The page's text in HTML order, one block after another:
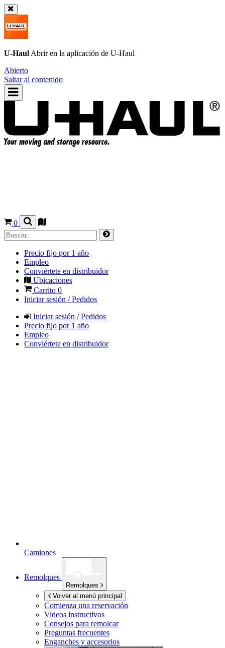
U-Haul Abrir en la aplicación de U-Haul
Abierto
Saltar al contenido
0
Precio fijo por 1 año
Empleo
Conviértete en distribuidor
Ubicaciones
Carrito 0
Iniciar sesión / Pedidos
Iniciar sesión / Pedidos
Precio fijo por 1 año
Empleo
Conviértete en distribuidor
Camiones
Remolques
Remolques
Volver al menú principal
Comienza una reservación
Videos instructivos
Consejos para remolcar
Preguntas frecuentes
Enganches y accesorios